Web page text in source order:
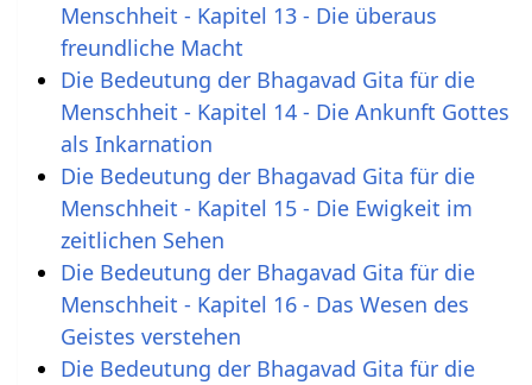
Menschheit - Kapitel 13 - Die überaus
freundliche Macht
Die Bedeutung der Bhagavad Gita für die
Menschheit - Kapitel 14 - Die Ankunft Gottes
als Inkarnation
Die Bedeutung der Bhagavad Gita für die
Menschheit - Kapitel 15 - Die Ewigkeit im
zeitlichen Sehen
Die Bedeutung der Bhagavad Gita für die
Menschheit - Kapitel 16 - Das Wesen des
Geistes verstehen
Die Bedeutung der Bhagavad Gita für die